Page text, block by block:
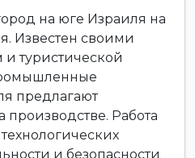
на юге Израиля на
Известен своими
туристической
предлагают
производстве. Работа
и безопасности